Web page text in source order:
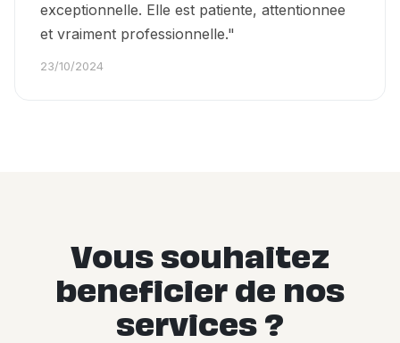
exceptionnelle. Elle est patiente, attentionnee
et vraiment professionnelle."
23/10/2024
Vous souhaitez
beneficier de nos
services ?